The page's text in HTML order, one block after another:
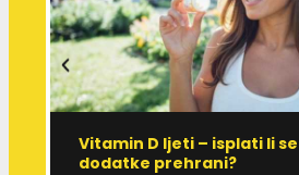
Vitamin D ljeti – isplati li
dodatke prehrani?